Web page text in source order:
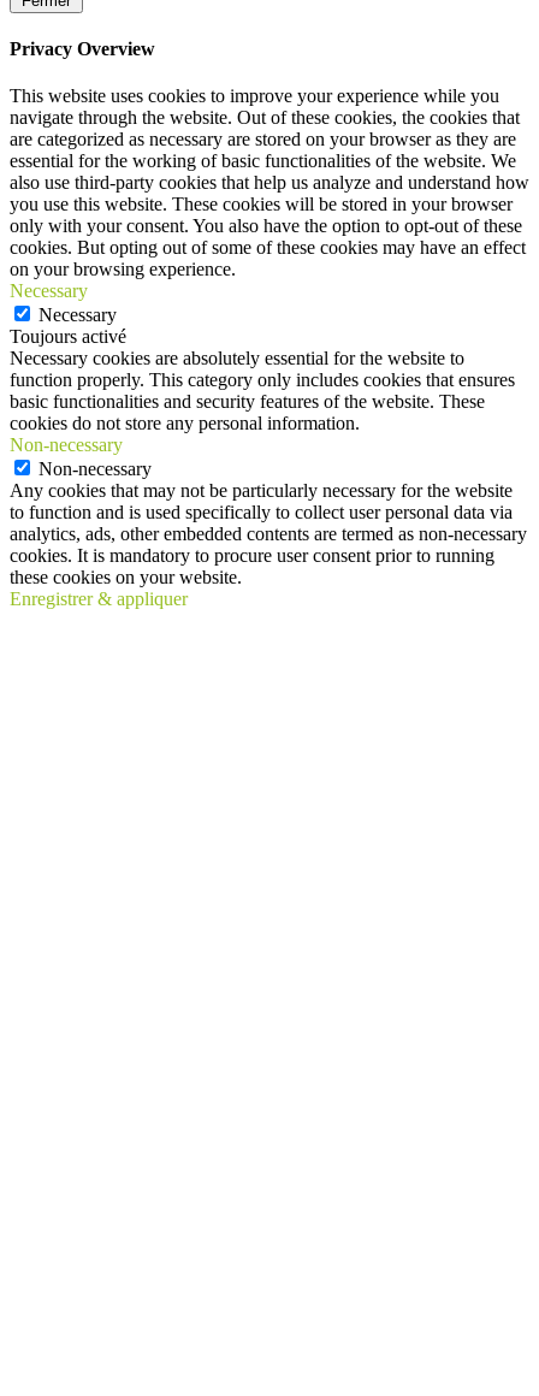
Privacy Overview
This website uses cookies to improve your experience while you
navigate through the website. Out of these cookies, the cookies that
are categorized as necessary are stored on your browser as they are
essential for the working of basic functionalities of the website. We
also use third-party cookies that help us analyze and understand how
you use this website. These cookies will be stored in your browser
only with your consent. You also have the option to opt-out of these
cookies. But opting out of some of these cookies may have an effect
on your browsing experience.
Necessary
Necessary
Toujours activé
Necessary cookies are absolutely essential for the website to
function properly. This category only includes cookies that ensures
basic functionalities and security features of the website. These
cookies do not store any personal information.
Non-necessary
Non-necessary
Any cookies that may not be particularly necessary for the website
to function and is used specifically to collect user personal data via
analytics, ads, other embedded contents are termed as non-necessary
cookies. It is mandatory to procure user consent prior to running
these cookies on your website.
Enregistrer & appliquer